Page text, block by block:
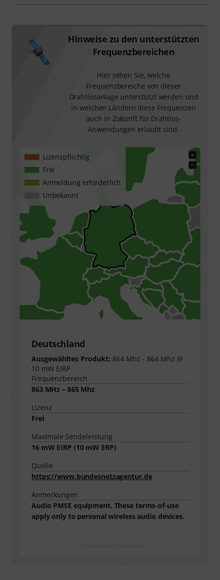
Hinweise zu den unterstützten
Frequenzbereichen
Hier sehen Sie, welche
Frequenzbereiche von dieser
Drahtlosanlage unterstützt werden und
in welchen Ländern diese Frequenzen
auch in Zukunft für Drahtlos-
Anwendungen erlaubt sind.
+
−
Lizenzpflichtig
Frei
Anmeldung erforderlich
Unbekannt
Deutschland
Ausgewähltes Produkt: 864 Mhz - 864 Mhz @
10 mW EIRP
Frequenzbereich
863 MHz – 865 Mhz
Lizenz
Frei
Maximale Sendeleistung
16mW EIRP (10mW ERP)
Quelle
https://www.bundesnetzagentur.de
Anmerkungen
Audio PMSE equipment. These terms-of-use
apply only to personal wireless audio devices.